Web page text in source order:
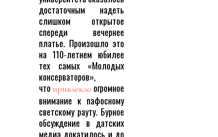
достаточным надеть
слишком открытое
спереди вечернее
платье. Произошло это
на 110-летнем юбилее
тех самых «Молодых
консерваторов»,
что привлекло огромное
внимание к пафосному
светскому рауту. Бурное
обсуждение в датских
медиа докатилось и до